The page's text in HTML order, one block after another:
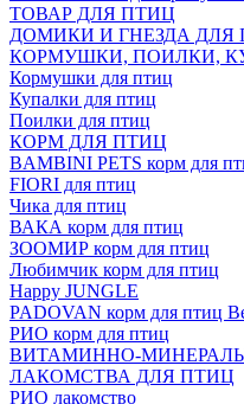
ТОВАР ДЛЯ ПТИЦ
ДОМИКИ И ГНЕЗДА ДЛЯ
КОРМУШКИ, ПОИЛКИ,
Кормушки для птиц
Купалки для птиц
Поилки для птиц
КОРМ ДЛЯ ПТИЦ
BAMBINI PETS корм для
FIORI для птиц
Чика для птиц
ВАКА корм для птиц
ЗООМИР корм для птиц
Любимчик корм для птиц
Happy JUNGLE
PADOVAN корм для птиц
РИО корм для птиц
ВИТАМИННО-
ЛАКОМСТВА ДЛЯ ПТИЦ
РИО лакомство